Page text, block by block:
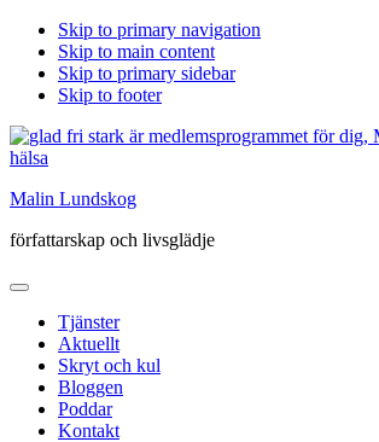
Skip to primary navigation
Skip to main content
Skip to primary sidebar
Skip to footer
Malin Lundskog
författarskap och livsglädje
Tjänster
Aktuellt
Skryt och kul
Bloggen
Poddar
Kontakt